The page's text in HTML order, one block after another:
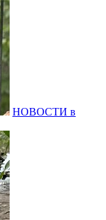
НОВОСТИ в